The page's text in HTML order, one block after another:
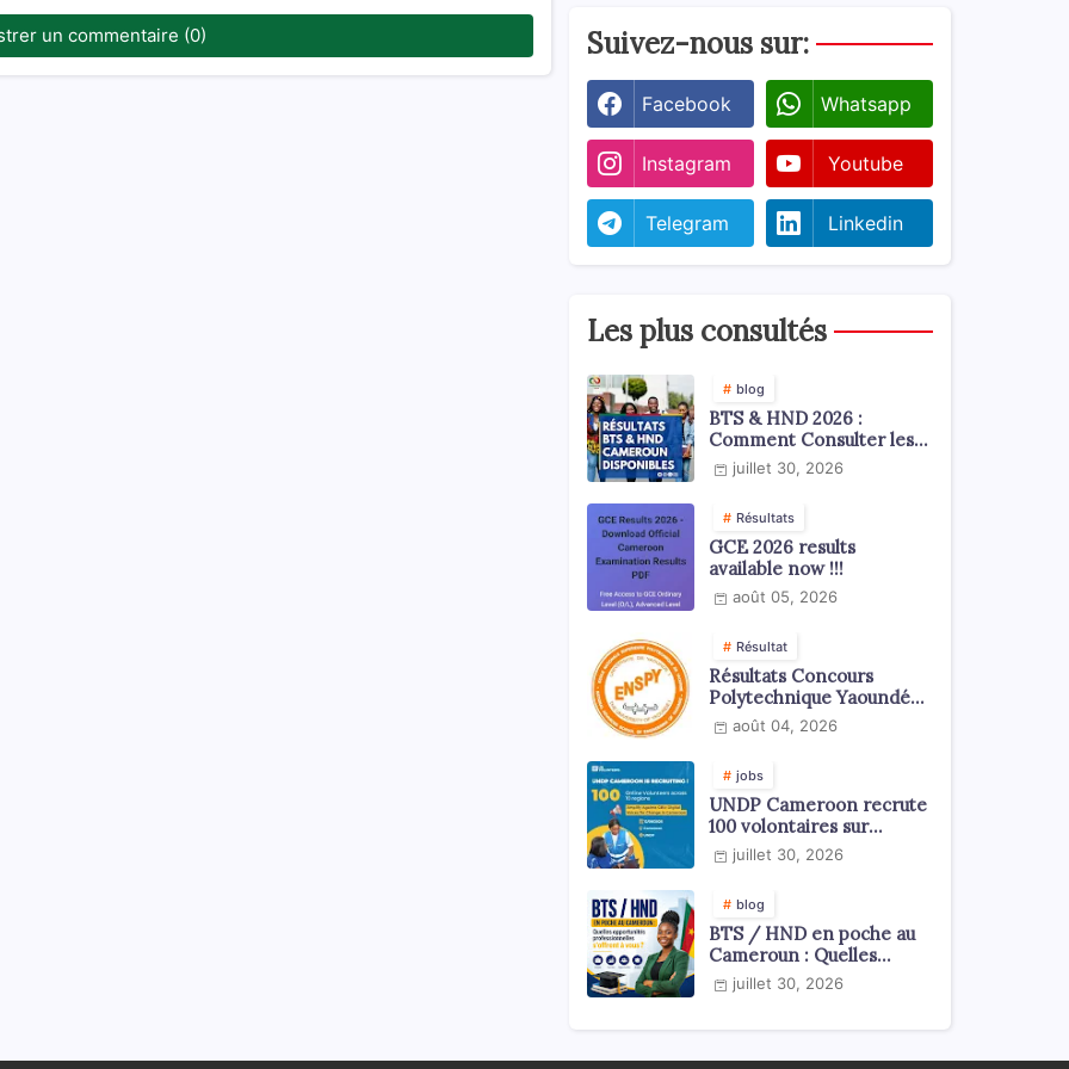
un commentaire (0) Suivez-nous sur:
Facebook Whatsapp
Instagram Youtube
Telegram Linkedin
Les plus consultés
blog
BTS & HND 2026 :
Comment Consulter les
Résultats ?
juillet 30, 2026
Résultats
GCE 2026 results
available now !!!
août 05, 2026
Résultat
Résultats Concours
Polytechnique Yaoundé
ENSPY 2026 - Tous les
cycles
août 04, 2026
jobs
UNDP Cameroon recrute
100 volontaires sur
l'échelle du territoire
national
juillet 30, 2026
blog
BTS / HND en poche au
Cameroun : Quelles
opportunités
professionnelles s'offrent
juillet 30, 2026